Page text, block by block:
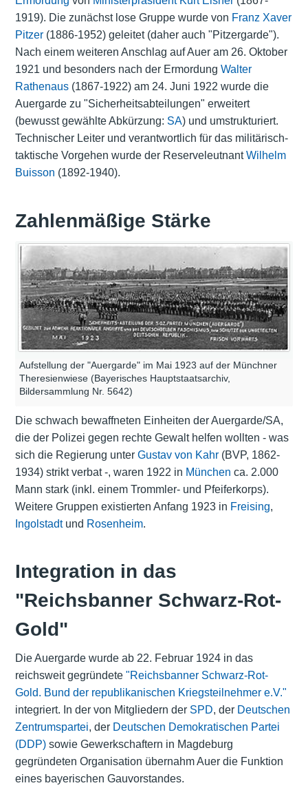
1919). Die zunächst lose Gruppe wurde von Franz Xaver
Pitzer(1886-1952) geleitet (daher auch "Pitzergarde").
Nach einem weiteren Anschlag auf Auer am 26. Oktober
1921 und besonders nach der Ermordung Walter
Rathenaus(1867-1922) am 24. Juni 1922 wurde die
Auergarde zu "Sicherheitsabteilungen" erweitert
(bewusst gewählte Abkürzung: SA) und umstrukturiert.
Technischer Leiter und verantwortlich für das militärisch-
taktische Vorgehen wurde der ReserveleutnantWilhelm
Buisson (1892-1940).
Zahlenmäßige Stärke
Aufstellung der "Auergarde" im Mai 1923 auf der Münchner
Theresienwiese (Bayerisches Hauptstaatsarchiv,
Bildersammlung Nr. 5642)
Die schwach bewaffneten Einheiten der Auergarde/SA,
die der Polizei gegen rechte Gewalt helfen wollten - was
sich die Regierung unter Gustav von Kahr(BVP, 1862-
1934) strikt verbat -, waren 1922 in München ca. 2.000
Mann stark (inkl. einem Trommler- und Pfeiferkorps).
Weitere Gruppen existierten Anfang 1923 in Freising,
Ingolstadtund Rosenheim.
Integration in das
"Reichsbanner Schwarz-Rot-
Gold"
Die Auergarde wurde ab 22. Februar 1924 in das
reichsweit gegründete "Reichsbanner Schwarz-Rot-
Gold. Bund der republikanischen Kriegsteilnehmer e.V."
integriert. In der von Mitgliedern der SPD, der Deutschen
Zentrumspartei, der Deutschen Demokratischen Partei
(DDP)sowie Gewerkschaftern in Magdeburg
gegründeten Organisation übernahm Auer die Funktion
eines bayerischen Gauvorstandes.